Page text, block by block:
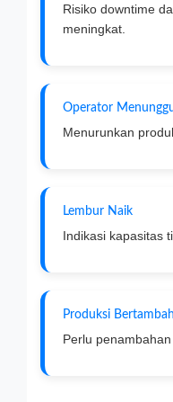
Risiko downtime
meningkat.
Operator
Menurunkan
Lembur Naik
Indikasi kapasitas
Produksi Bertambah
Perlu penambahan